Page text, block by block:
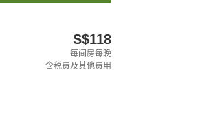
S$118
每间房每晚
含税费及其他费用